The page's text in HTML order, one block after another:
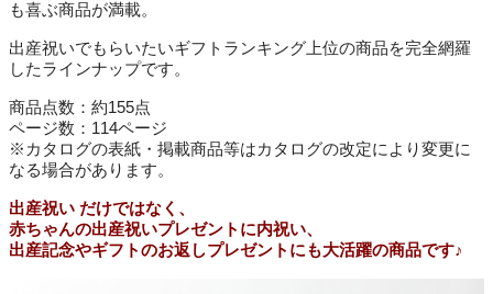
も喜ぶ商品が満載。
出産祝いでもらいたいギフトランキング上位の商品を完全網羅
したラインナップです。
商品点数：約155点
ページ数：114ページ
※カタログの表紙・掲載商品等はカタログの改定により変更に
なる場合があります。
出産祝い だけではなく、
赤ちゃんの出産祝いプレゼントに内祝い、
出産記念やギフトのお返しプレゼントにも大活躍の商品です♪